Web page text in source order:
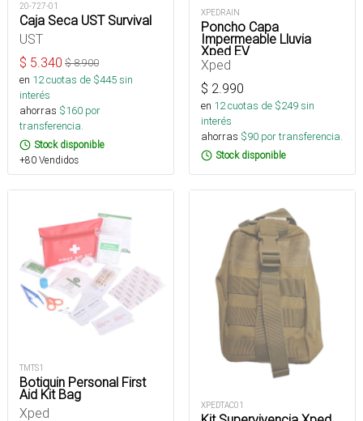
20-727-01
Caja Seca UST Survival
UST
$ 5.340 $8.900
en 12cuotas de $445sin
interés
ahorras $160 por
transferencia.
Stock disponible
+80 Vendidos
XPEDRAIN
Poncho Capa
Impermeable Lluvia
Xped EV
Xped
$ 2.990
en 12cuotas de $249sin
interés
ahorras $90 por transferencia.
Stock disponible
TMTS1
Botiquin Personal First
Aid Kit Bag
Xped
XPEDTAC01